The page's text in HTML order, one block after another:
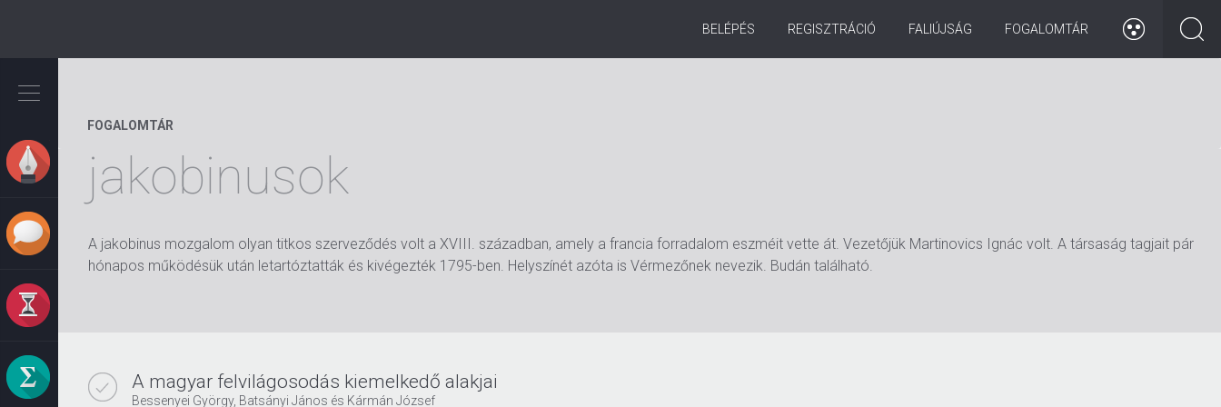
tartalomra
REGISZTRÁCIÓ FALIÚJSÁG FOGALOMTÁR
BELÉPÉS
FOGALOMTÁR
jakobinusok
A jakobinus mozgalom olyan titkos szerveződés volt a XVIII. században, amely a francia forradalom eszméit vette át. Vezetőjük Martinovics Ignác volt. A társaság tagjait pár
hónapos működésük után letartóztatták és kivégezték 1795-ben. Helyszínét azóta is Vérmezőnek nevezik. Budán található.
A magyar felvilágosodás kiemelkedő alakjai
Bessenyei György, Batsányi János és Kármán József